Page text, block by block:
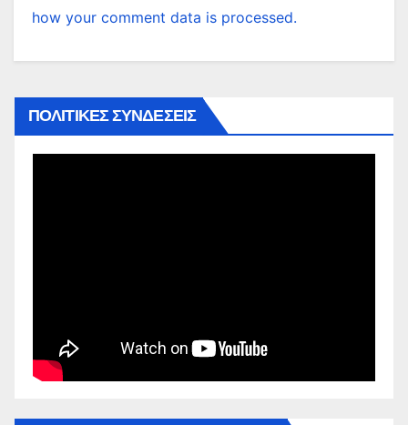
how your comment data is processed.
ΠΟΛΙΤΙΚΕΣ ΣΥΝΔΕΣΕΙΣ